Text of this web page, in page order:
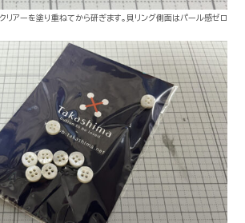
リアーを塗り重ねてから研ぎます。貝リング側面はパール感ゼロ